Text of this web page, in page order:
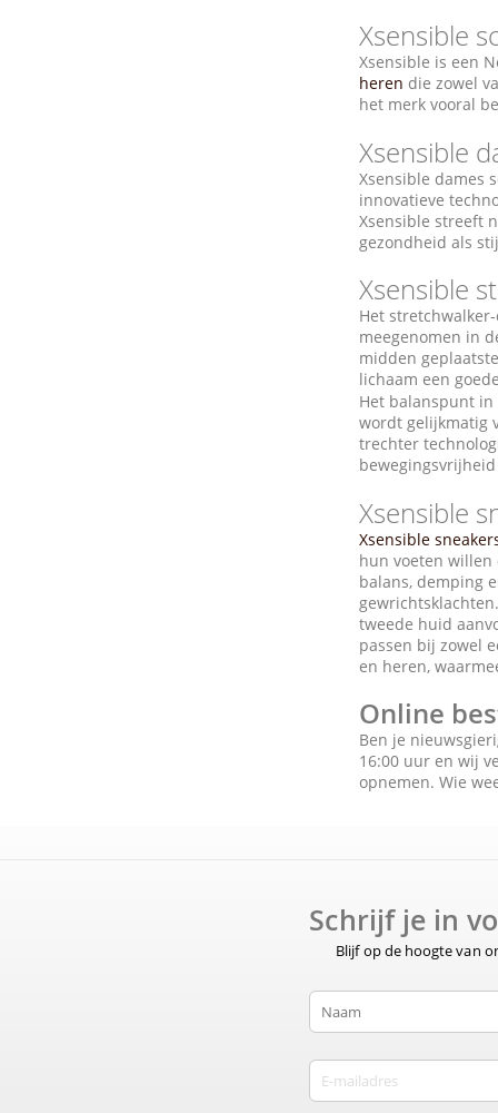
Xsensible
Xsensible is een
heren die zowel
het merk vooral
Xsensible
Xsensible dames
innovatieve
Xsensible streeft
gezondheid als
Xsensible
Het
meegenomen in
midden
lichaam een
Het balanspunt
wordt gelijkmatig
trechter
Xsensible
Xsensible
hun voeten willen
balans, demping
tweede huid
passen bij zowel
en heren,
Online
Ben je
16:00 uur en wij
opnemen. Wie
Schrijf je in
Blijf op de hoogte van